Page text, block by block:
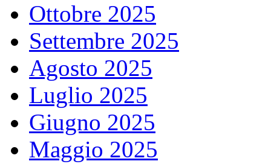
Ottobre 2025
Settembre 2025
Agosto 2025
Luglio 2025
Giugno 2025
Maggio 2025